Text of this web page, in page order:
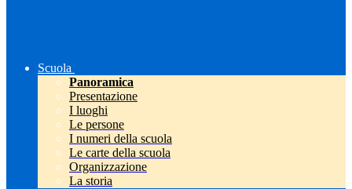
Scuola
Panoramica
Presentazione
I luoghi
Le persone
I numeri della scuola
Le carte della scuola
Organizzazione
La storia